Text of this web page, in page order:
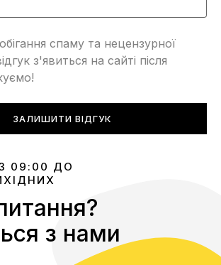
спаму та нецензурної
з'явиться на сайті після
ЗАЛИШИТИ ВІДГУК
09:00 ДО
з нами